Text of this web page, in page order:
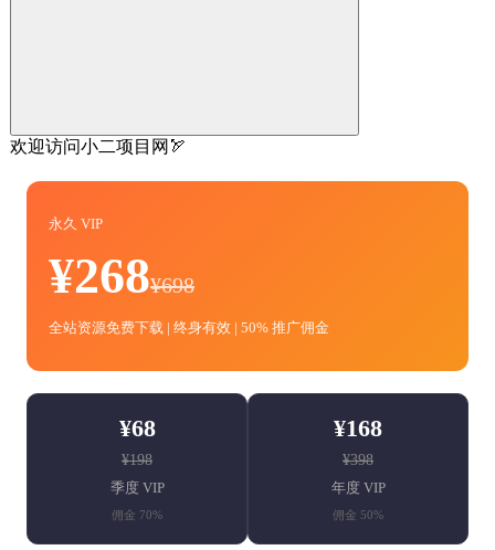
欢迎访问小二项目网🏹
永久 VIP
¥268¥698
全站资源免费下载 | 终身有效 | 50% 推广佣金
¥68
¥198
季度 VIP
佣金 70%
¥168
¥398
年度 VIP
佣金 50%